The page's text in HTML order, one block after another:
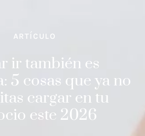
ARTÍCULO
ir también es
5 cosas que ya no
cargar en tu
este 2026